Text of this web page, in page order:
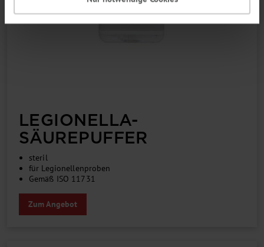
LEGIONELLA-
SÄUREPUFFER
steril
für Legionellenproben
Gemäß ISO 11731
Zum Angebot